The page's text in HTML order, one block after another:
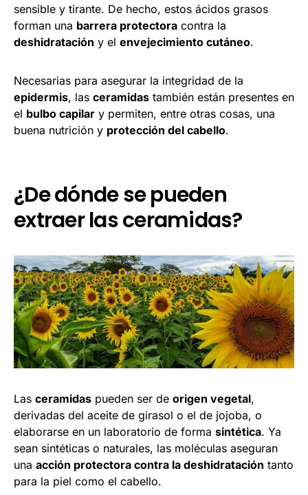
sensible y tirante. De hecho, estos ácidos grasos
forman una barrera protectora contra la
deshidratación y el envejecimiento cutáneo.
Necesarias para asegurar la integridad de la
epidermis, las ceramidas también están presentes en
el bulbo capilar y permiten, entre otras cosas, una
buena nutrición y protección del cabello.
¿De dónde se pueden
extraer las ceramidas?
Las ceramidas pueden ser de origen vegetal,
derivadas del aceite de girasol o el de jojoba, o
elaborarse en un laboratorio de forma sintética. Ya
sean sintéticas o naturales, las moléculas aseguran
una acción protectora contra la deshidratación tanto
para la piel como el cabello.